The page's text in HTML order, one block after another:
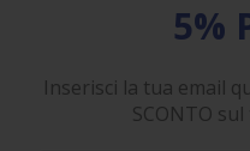
5%
Inserisci la tua email
SCONTO